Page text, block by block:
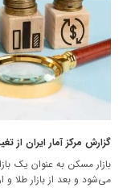
گزارش مرکز آمار ایران از
بازار مسکن به عنوان یک
می‌شود و بعد از بازار طلا و